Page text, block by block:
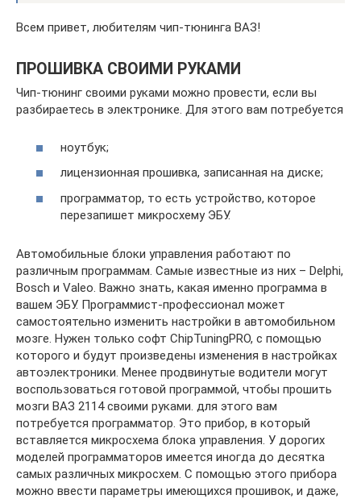
Всем привет, любителям чип-тюнинга ВАЗ!
ПРОШИВКА СВОИМИ РУКАМИ
Чип-тюнинг своими руками можно провести, если вы
разбираетесь в электронике. Для этого вам потребуется
ноутбук;
лицензионная прошивка, записанная на диске;
программатор, то есть устройство, которое
перезапишет микросхему ЭБУ.
Автомобильные блоки управления работают по
различным программам. Самые известные из них – Delphi,
Bosch и Valeo. Важно знать, какая именно программа в
вашем ЭБУ. Программист-профессионал может
самостоятельно изменить настройки в автомобильном
мозге. Нужен только софт ChipTuningPRO, с помощью
которого и будут произведены изменения в настройках
автоэлектроники. Менее продвинутые водители могут
воспользоваться готовой программой, чтобы прошить
мозги ВАЗ 2114 своими руками. для этого вам
потребуется программатор. Это прибор, в который
вставляется микросхема блока управления. У дорогих
моделей программаторов имеется иногда до десятка
самых различных микросхем. С помощью этого прибора
можно ввести параметры имеющихся прошивок, и даже,